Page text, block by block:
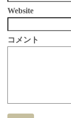
Website
コメント